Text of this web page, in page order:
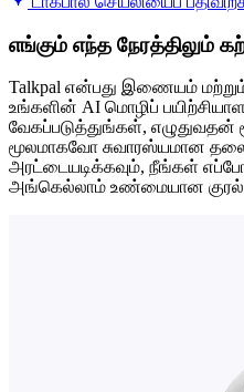
எங்கும் எந்த நேரத்திலும்
Talkpal என்பது இணையம்
உங்களின் AI மொழிப்
வேகப்படுத்துங்கள்,
மூலமாகவோ சுவாரஸ்யமான
அரட்டையடிக்கவும், நீங்கள்
அங்கெல்லாம் உண்மையான குரல்